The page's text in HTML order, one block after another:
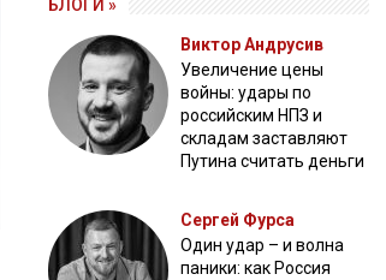
БЛОГИ »
Виктор Андрусив
Увеличение цены
войны: удары по
российским НПЗ и
складам заставляют
Путина считать деньги
Сергей Фурса
Один удар – и волна
паники: как Россия